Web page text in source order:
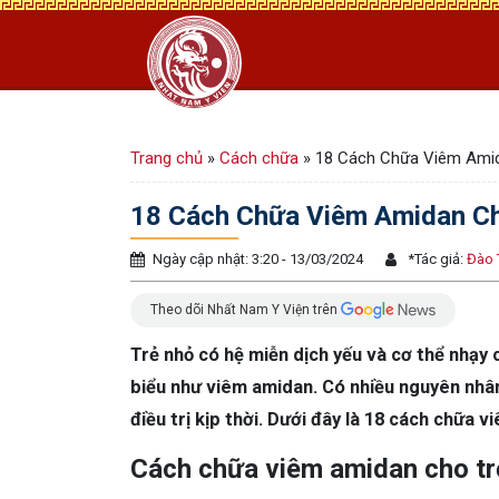
Trang chủ » Cách chữa » 18 Cách Chữa Viêm
18 Cách Chữa Viêm Amidan
Ngày cập nhật: 3:20 - 13/03/2024 *Tác giả: Đào
Theo dõi Nhất Nam Y Viện trên
Trẻ nhỏ có hệ miễn dịch yếu và cơ thể
biểu như viêm amidan. Có nhiều nguyên
điều trị kịp thời. Dưới đây là 18 cách chữa
Cách chữa viêm amidan cho